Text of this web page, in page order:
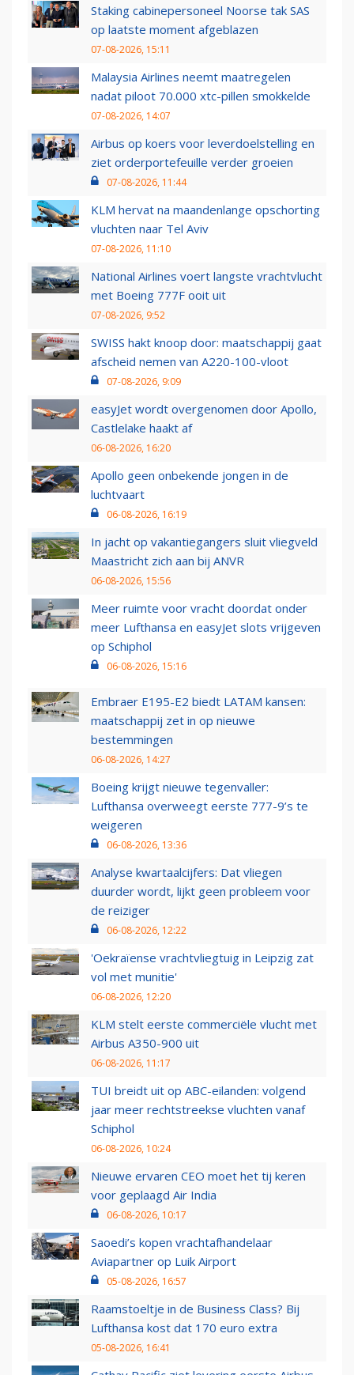
Staking cabinepersoneel Noorse tak SAS
op laatste moment afgeblazen
07-08-2026, 15:11
Malaysia Airlines neemt maatregelen
nadat piloot 70.000 xtc-pillen smokkelde
07-08-2026, 14:07
Airbus op koers voor leverdoelstelling en
ziet orderportefeuille verder groeien
07-08-2026, 11:44
KLM hervat na maandenlange opschorting
vluchten naar Tel Aviv
07-08-2026, 11:10
National Airlines voert langste vrachtvlucht
met Boeing 777F ooit uit
07-08-2026, 9:52
SWISS hakt knoop door: maatschappij gaat
afscheid nemen van A220-100-vloot
07-08-2026, 9:09
easyJet wordt overgenomen door Apollo,
Castlelake haakt af
06-08-2026, 16:20
Apollo geen onbekende jongen in de
luchtvaart
06-08-2026, 16:19
In jacht op vakantiegangers sluit vliegveld
Maastricht zich aan bij ANVR
06-08-2026, 15:56
Meer ruimte voor vracht doordat onder
meer Lufthansa en easyJet slots vrijgeven
op Schiphol
06-08-2026, 15:16
Embraer E195-E2 biedt LATAM kansen:
maatschappij zet in op nieuwe
bestemmingen
06-08-2026, 14:27
Boeing krijgt nieuwe tegenvaller:
Lufthansa overweegt eerste 777-9’s te
weigeren
06-08-2026, 13:36
Analyse kwartaalcijfers: Dat vliegen
duurder wordt, lijkt geen probleem voor
de reiziger
06-08-2026, 12:22
'Oekraïense vrachtvliegtuig in Leipzig zat
vol met munitie'
06-08-2026, 12:20
KLM stelt eerste commerciële vlucht met
Airbus A350-900 uit
06-08-2026, 11:17
TUI breidt uit op ABC-eilanden: volgend
jaar meer rechtstreekse vluchten vanaf
Schiphol
06-08-2026, 10:24
Nieuwe ervaren CEO moet het tij keren
voor geplaagd Air India
06-08-2026, 10:17
Saoedi’s kopen vrachtafhandelaar
Aviapartner op Luik Airport
05-08-2026, 16:57
Raamstoeltje in de Business Class? Bij
Lufthansa kost dat 170 euro extra
05-08-2026, 16:41